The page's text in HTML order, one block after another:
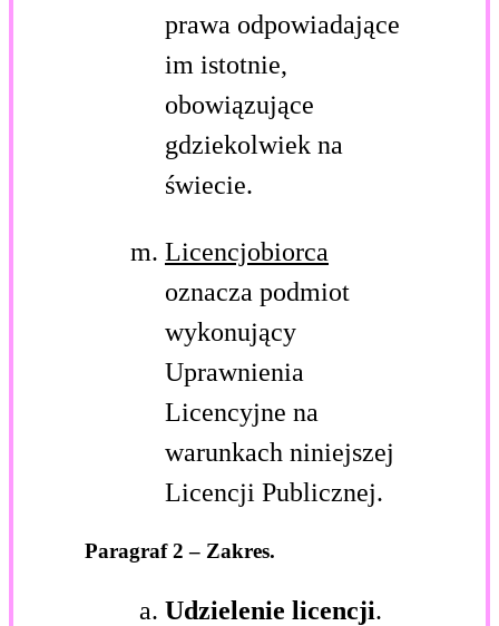
prawa odpowiadające
im istotnie,
obowiązujące
gdziekolwiek na
świecie.
Licencjobiorca
oznacza podmiot
wykonujący
Uprawnienia
Licencyjne na
warunkach niniejszej
Licencji Publicznej.
Paragraf 2 – Zakres.
Udzielenie licencji.